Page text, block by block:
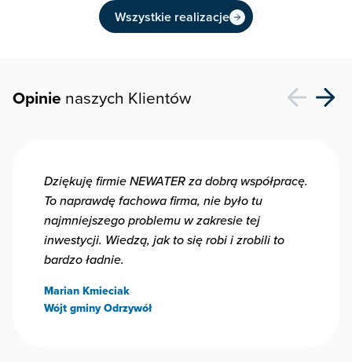
Wszystkie realizacje
Opinie naszych Klientów
Dziękuję firmie NEWATER za dobrą współpracę.
To naprawdę fachowa firma, nie było tu
najmniejszego problemu w zakresie tej
inwestycji. Wiedzą, jak to się robi i zrobili to
bardzo ładnie.
Marian Kmieciak
Wójt gminy Odrzywół